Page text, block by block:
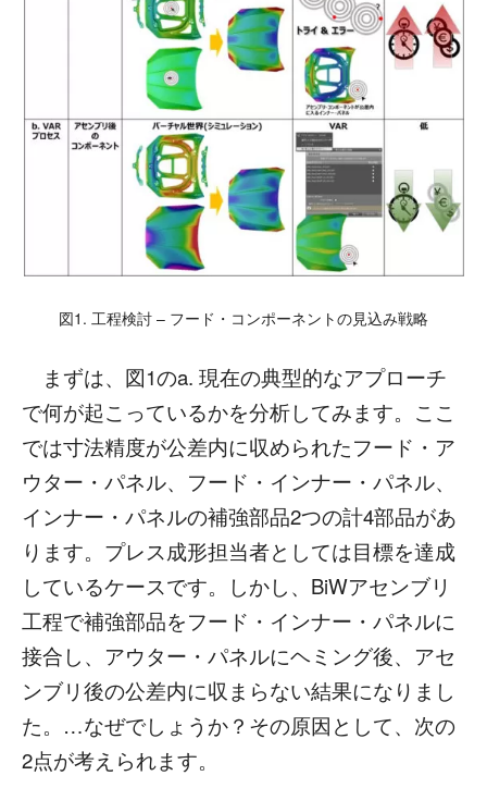
図1. 工程検討 – フード・コンポーネントの見込み戦略
まずは、図1のa. 現在の典型的なアプローチ
で何が起こっているかを分析してみます。ここ
では寸法精度が公差内に収められたフード・ア
ウター・パネル、フード・インナー・パネル、
インナー・パネルの補強部品2つの計4部品があ
ります。プレス成形担当者としては目標を達成
しているケースです。しかし、BiWアセンブリ
工程で補強部品をフード・インナー・パネルに
接合し、アウター・パネルにヘミング後、アセ
ンブリ後の公差内に収まらない結果になりまし
た。…なぜでしょうか？その原因として、次の
2点が考えられます。